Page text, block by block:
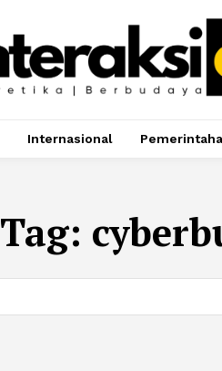
Internasional
Tag: